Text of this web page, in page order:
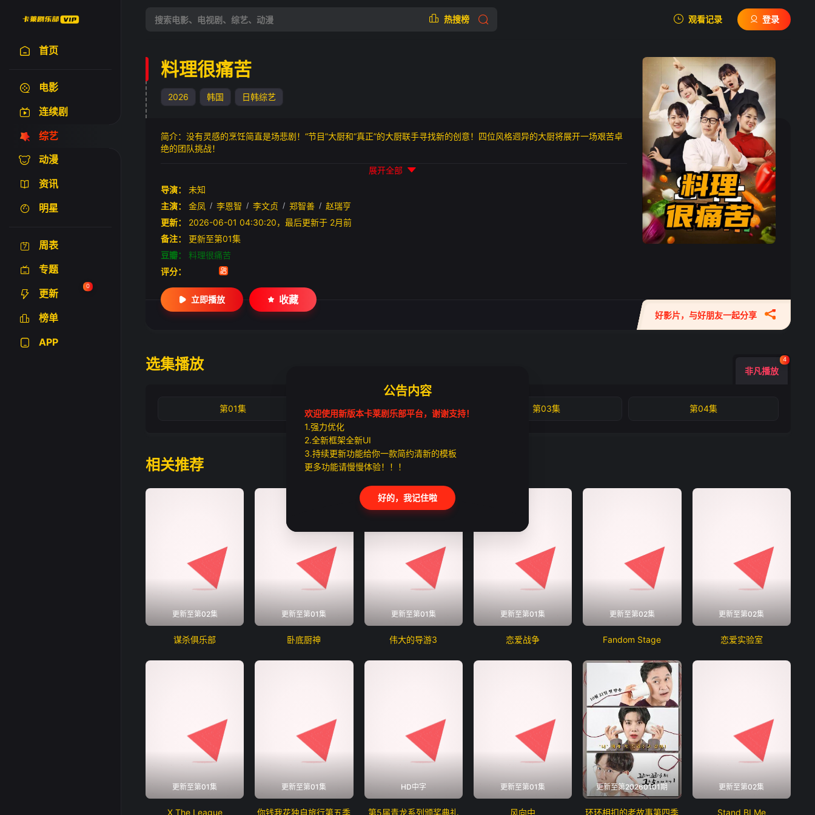
热搜榜 观看记录
暂无观看影片的记录
登录
首页
电影
连续剧
综艺
动漫
资讯
明星
周表
专题
更新
0
榜单
APP
料理很痛苦
2026 韩国 日韩综艺
简介：没有灵感的烹饪简直是场悲剧！“节目”大厨和“真正”的大厨联手寻找新的创意！四位风格迥异的大厨将展开一场艰苦卓
绝的团队挑战！
展开全部
导演：
未知
主演：
金凤 / 李恩智 / 李文贞 / 郑智善 / 赵瑞亨
更新：
2026-06-01 04:30:20，最后更新于 2月前
备注：
更新至第01集
豆瓣：
料理很痛苦
评分：
好影片，与好朋友一起分享
立即播放 收藏
选集播放 非凡播放
4
第01集 第02集 第03集 第04集
相关推荐
更新至第02集
谋杀俱乐部
更新至第01集
卧底厨神
更新至第01集
伟大的导游3
更新至第01集
恋爱战争
更新至第02集
Fandom Stage
更新至第02集
恋爱实验室
更新至第01集
X The League
更新至第01集
你钱我花独自旅行第五季
HD中字
第5届青龙系列颁奖典礼
更新至第01集
风向中
更新至第20260101期
环环相扣的老故事第四季
更新至第02集
Stand BI Me
公告内容
欢迎使用新版本卡莱剧乐部平台，谢谢支持！
1.强力优化
2.全新框架全新UI
3.持续更新功能给你一款简约清新的模板
更多功能请慢慢体验！！！
好的，我记住啦